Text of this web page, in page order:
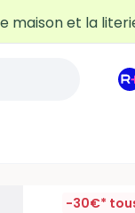
-30€*